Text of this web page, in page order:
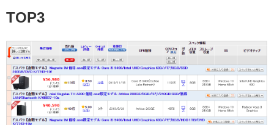
TOP3